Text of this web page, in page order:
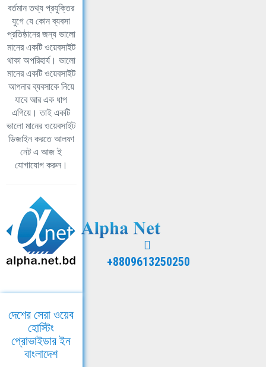
বর্তমান তথ্য প্রযুক্তির
যুগে যে কোন ব্যবসা
প্রতিষ্ঠানের জন্য ভালো
মানের একটি ওয়েবসাইট
থাকা অপরিহার্য। ভালো
মানের একটি ওয়েবসাইট
আপনার ব্যবসাকে নিয়ে
যাবে আর এক ধাপ
এগিয়ে। তাই একটি
ভালো মানের ওয়েবসাইট
ডিজাইন করতে আলফা
নেট এ আজ ই
যোগাযোগ করুন।
+8809613250250
দেশের সেরা ওয়েব
হোস্টিং
প্রোভাইডার ইন
বাংলাদেশ